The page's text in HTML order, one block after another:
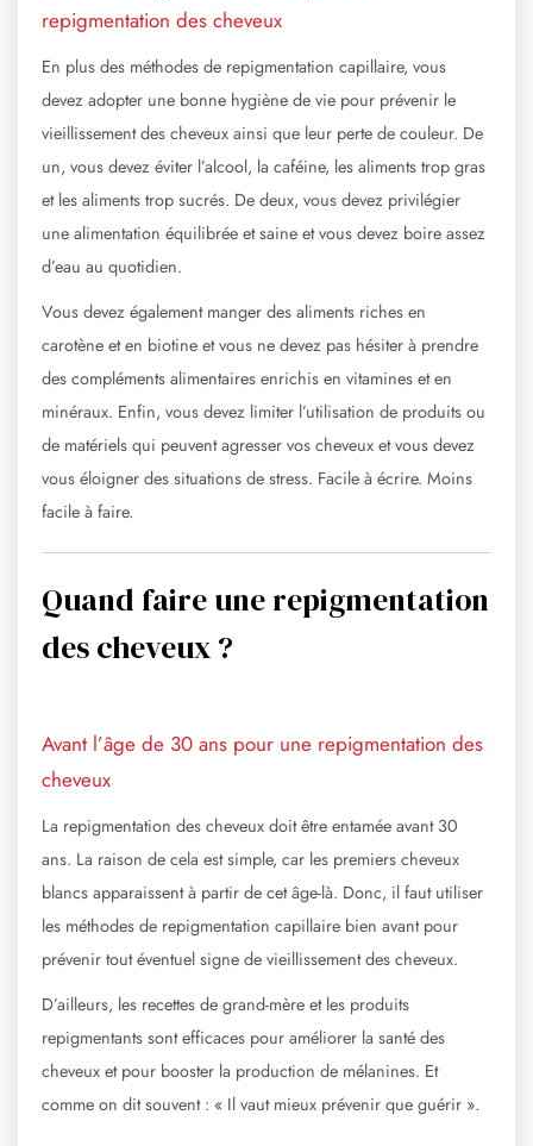
repigmentation des cheveux
En plus des méthodes de repigmentation capillaire, vous
devez adopter une bonne hygiène de vie pour prévenir le
vieillissement des cheveux ainsi que leur perte de couleur. De
un, vous devez éviter l’alcool, la caféine, les aliments trop gras
et les aliments trop sucrés. De deux, vous devez privilégier
une alimentation équilibrée et saine et vous devez boire assez
d’eau au quotidien.
Vous devez également manger des aliments riches en
carotène et en biotine et vous ne devez pas hésiter à prendre
des compléments alimentaires enrichis en vitamines et en
minéraux. Enfin, vous devez limiter l’utilisation de produits ou
de matériels qui peuvent agresser vos cheveux et vous devez
vous éloigner des situations de stress. Facile à écrire. Moins
facile à faire.
Quand faire une repigmentation
des cheveux ?
Avant l’âge de 30 ans pour une repigmentation des
cheveux
La repigmentation des cheveux doit être entamée avant 30
ans. La raison de cela est simple, car les premiers cheveux
blancs apparaissent à partir de cet âge-là. Donc, il faut utiliser
les méthodes de repigmentation capillaire bien avant pour
prévenir tout éventuel signe de vieillissement des cheveux.
D’ailleurs, les recettes de grand-mère et les produits
repigmentants sont efficaces pour améliorer la santé des
cheveux et pour booster la production de mélanines. Et
comme on dit souvent : « Il vaut mieux prévenir que guérir ».